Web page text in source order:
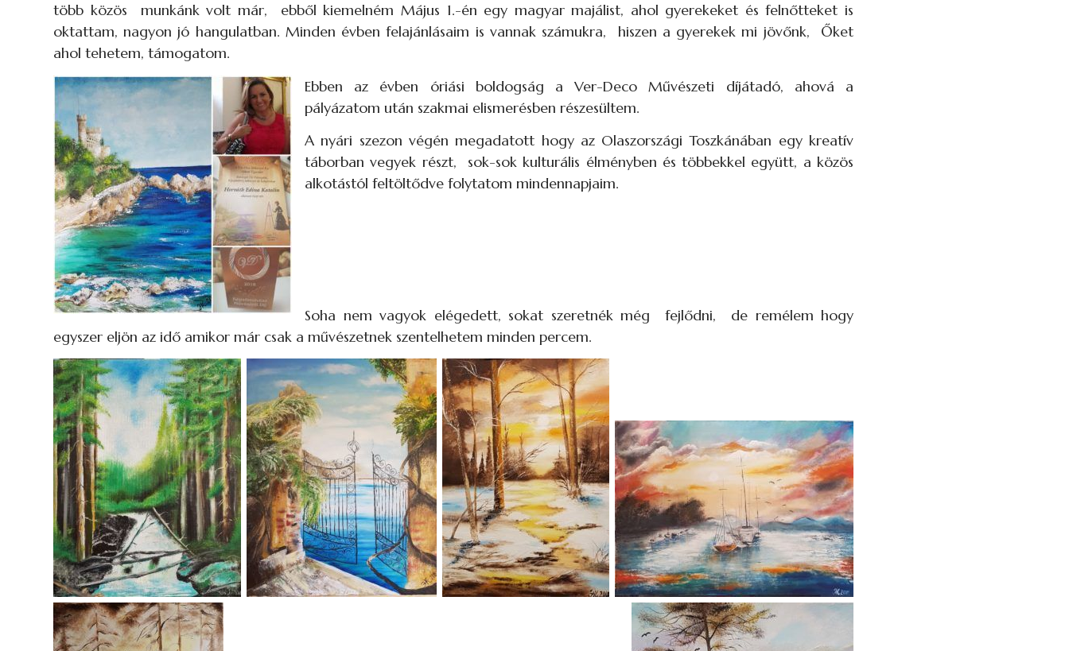
több közös munkánk volt már, ebből kiemelném Május 1.-én egy magyar majálist, ahol gyerekeket és felnőtteket is
oktattam, nagyon jó hangulatban. Minden évben felajánlásaim is vannak számukra, hiszen a gyerekek mi jövőnk, Őket
ahol tehetem, támogatom.
Ebben az évben óriási boldogság a Ver-Deco Művészeti díjátadó, ahová a
pályázatom után szakmai elismerésben részesültem.
A nyári szezon végén megadatott hogy az Olaszországi Toszkánában egy kreatív
táborban vegyek részt, sok-sok kulturális élményben és többekkel együtt, a közös
alkotástól feltöltődve folytatom mindennapjaim.
Soha nem vagyok elégedett, sokat szeretnék még fejlődni, de remélem hogy
egyszer eljön az idő amikor már csak a művészetnek szentelhetem minden percem.